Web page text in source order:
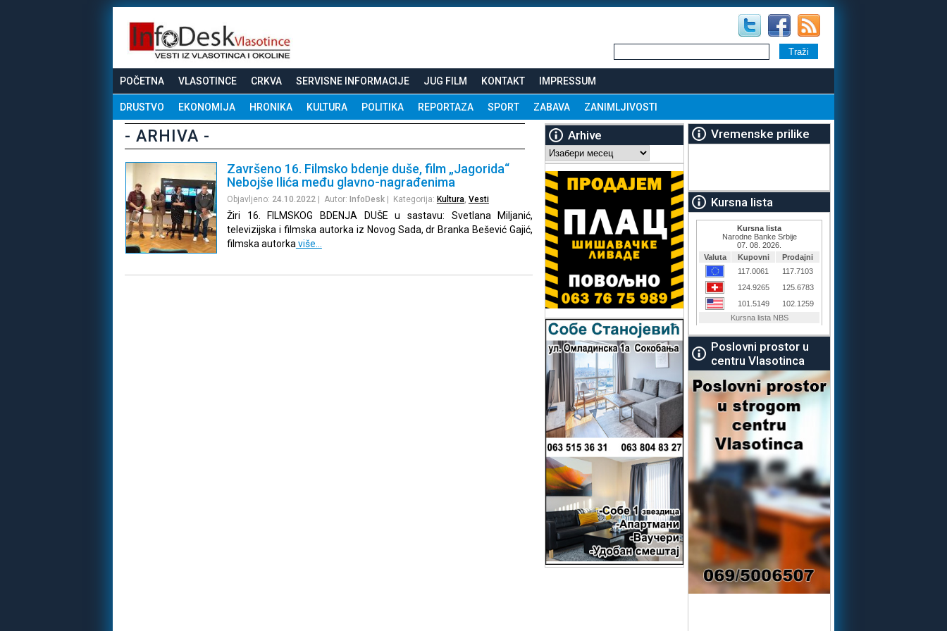
POČETNA VLASOTINCE CRKVA SERVISNE INFORMACIJE JUG FILM KONTAKT IMPRESSUM
DRUSTVO EKONOMIJA HRONIKA KULTURA POLITIKA REPORTAZA SPORT ZABAVA ZANIMLJIVOSTI
- ARHIVA -
Završeno 16. Filmsko bdenje duše, film „Jagorida“
Nebojše Ilića među glavno-nagrađenima
Objavljeno: 24.10.2022 | Autor: InfoDesk| Kategorija: Kultura, Vesti
Žiri 16. FILMSKOG BDENJA DUŠE u sastavu: Svetlana Miljanić,
televizijska i filmska autorka iz Novog Sada, dr Branka Bešević Gajić,
filmska autorka više…
Arhive
Arhive
Vremenske prilike
Kursna lista
Poslovni prostor u
centru Vlasotinca